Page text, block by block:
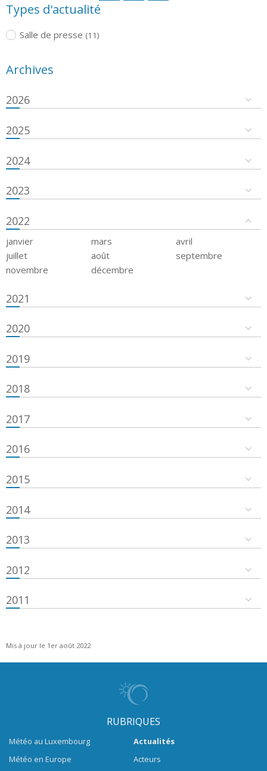
Types d'actualité
Salle de presse (11)
Archives
2026
2025
2024
2023
2022
janvier mars
avril
juillet
août
septembre
novembre
décembre
2021
2020
2019
2018
2017
2016
2015
2014
2013
2012
2011
Mis à jour le 1er août 2022
RUBRIQUES
Météo au Luxembourg
Météo en Europe
Actualités
Acteurs